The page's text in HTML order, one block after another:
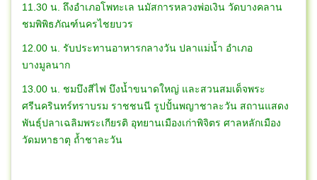
11.30 น. ถึงอำเภอโพทะเล นมัสการหลวงพ่อเงิน วัดบางคลาน
ชมพิพิธภัณฑ์นครไชยบวร
12.00 น. รับประทานอาหารกลางวัน ปลาแม่น้ำ อำเภอ
บางมูลนาก
13.00 น. ชมบึงสีไฟ บึงน้ำขนาดใหญ่ และสวนสมเด็จพระ
ศรีนครินทร์ทราบรม ราชชนนี รูปปั้นพญาชาละวัน สถานแสดง
พันธุ์ปลาเฉลิมพระเกียรติ อุทยานเมืองเก่าพิจิตร ศาลหลักเมือง
วัดมหาธาตุ ถ้ำชาละวัน